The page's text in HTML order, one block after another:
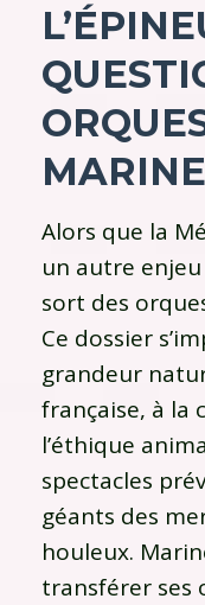
Alors que la
un autre
sort des
Ce dossier
grandeur
française, à la
l’éthique
spectacles
géants des
houleux.
transférer ses